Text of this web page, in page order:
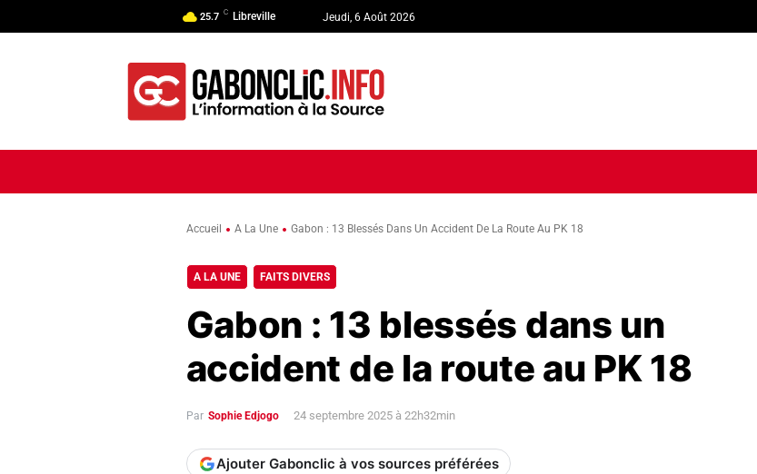
25.7 C Libreville Jeudi, 6 Août 2026
Accueil A La Une Gabon : 13 Blessés Dans Un Accident De La Route Au PK 18
A LA UNE FAITS DIVERS
Gabon : 13 blessés dans un
accident de la route au PK 18
Par Sophie Edjogo 24 septembre 2025 à 22h32min
Ajouter Gabonclic à vos sources préférées